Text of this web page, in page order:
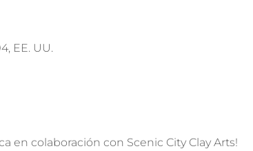
EE. UU.
en colaboración con Scenic City Clay Arts!